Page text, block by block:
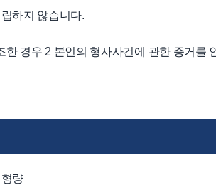
하지 않습니다.
한 경우 2 본인의 형사사건에 관한 증거를
량